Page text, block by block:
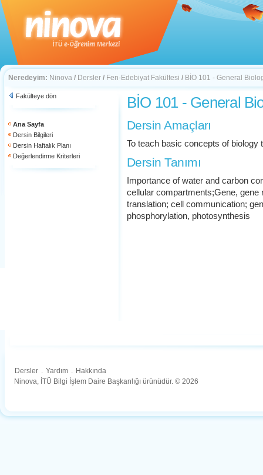
Neredeyim: Ninova / Dersler / Fen-Edebiyat Fakültesi / BİO 101 - General
Fakülteye dön
Ana Sayfa
Dersin Bilgileri
Dersin Haftalık Planı
Değerlendirme Kriterleri
BİO 101 - General
Dersin Amaçları
To teach basic concepts of biology
Dersin Tanımı
Importance of water and carbon
cellular compartments;Gene, gene
translation; cell communication;
phosphorylation, photosynthesis
Dersler . Yardım . Hakkında
Ninova, İTÜ Bilgi İşlem Daire Başkanlığı ürünüdür. © 2026